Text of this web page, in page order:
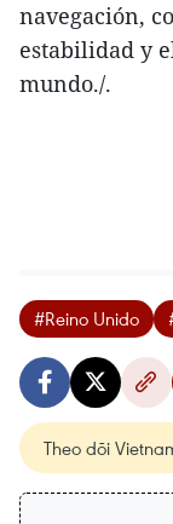
navegación,
estabilidad y
mundo./.
#Reino Unido
Theo dõi